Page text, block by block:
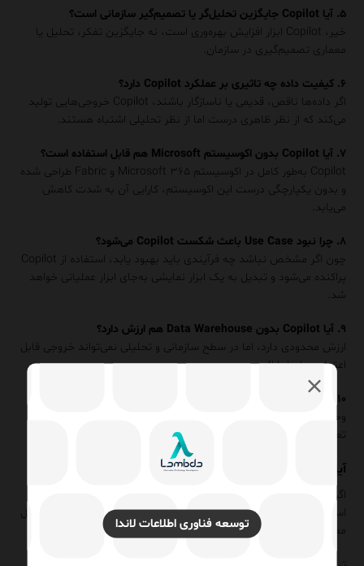
توسعه فناوری اطلاعات لاندا
۵. آیا Copilot جایگزین تحلیل‌گر یا تصمیم‌گیر سازمانی است؟
خیر، Copilot ابزار افزایش بهره‌وری است، نه جایگزین تفکر، تحلیل یا
معماری تصمیم‌گیری در سازمان.
۶. کیفیت داده چه تاثیری بر عملکرد Copilot دارد؟
اگر داده‌ها ناقص، قدیمی یا ناسازگار باشند، Copilot خروجی‌هایی تولید
می‌کند که از نظر ظاهری درست اما از نظر تحلیلی اشتباه هستند.
۷. آیا Copilot بدون اکوسیستم Microsoft هم قابل استفاده است؟
Copilot به‌طور کامل در اکوسیستم Microsoft ۳۶۵ و Fabric طراحی شده
و بدون یکپارچگی درست این اکوسیستم، کارایی آن به شدت کاهش
می‌یابد.
۸. چرا نبود Use Case باعث شکست Copilot می‌شود؟
چون اگر مشخص نباشد چه فرآیندی باید بهبود یابد، استفاده از Copilot
پراکنده می‌شود و تبدیل به یک ابزار نمایشی به‌جای ابزار عملیاتی خواهد
شد.
۹. آیا Copilot بدون Data Warehouse هم ارزش دارد؟
ارزش محدودی دارد، اما در سطح سازمانی و تحلیلی نمی‌تواند خروجی قابل
اعتماد و پایدار ارائه دهد.
۱۰. چه چیزی موفقیت Copilot را تضمین می‌کند؟
تعریف Use Caseهای واقعی برای استفاده در فرآیندهای سازمانی.
آیا Copilot در سازمان شما استفاده واقعی دارد؟
استفاده واقعی از آن‌ها کم است یا خروجی‌ها قابل اعتماد نیستند، مشکل
معمولاً در لایه داده و معماری اطلاعات است، نه در خود ابزار.